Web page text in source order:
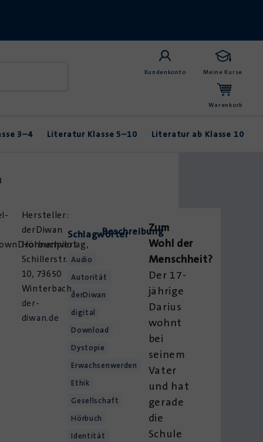
Kundenkonto Meine Kurse
Warenkorb
3–4 Literatur Klasse 5–10 Literatur ab Klasse 10
derDiwan
Hörbuchverlag,
Schillerstr.
10, 73650
Winterbach,
der-
diwan.de
Schlagwörter
Audio
Autorität
derDiwan
digital
Download
Dystopie
Erwachsenwerden
Ethik
Gesellschaft
Hörbuch
Identität
Beschreibung
Zum
Wohl der
Menschheit?
Der 17-
jährige
Darius
wohnt
bei
seinem
Vater
und hat
gerade
die
Schule